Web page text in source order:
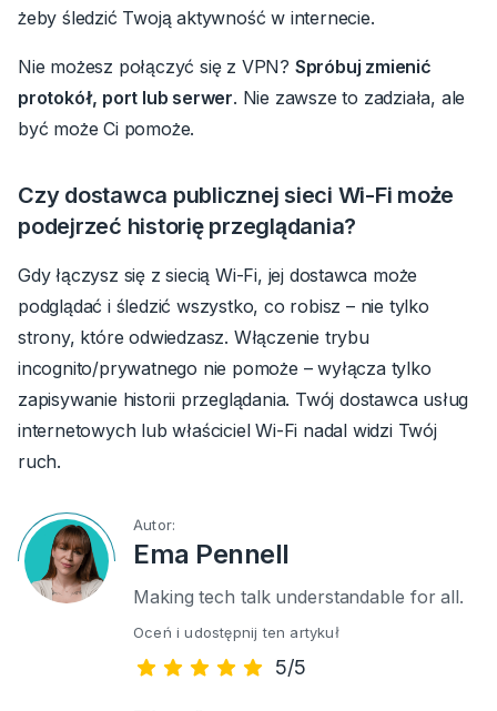
żeby śledzić Twoją aktywność w internecie.
Nie możesz połączyć się z VPN? Spróbuj zmienić
protokół, port lub serwer. Nie zawsze to zadziała, ale
być może Ci pomoże.
Czy dostawca publicznej sieci Wi-Fi może
podejrzeć historię przeglądania?
Gdy łączysz się z siecią Wi-Fi, jej dostawca może
podglądać i śledzić wszystko, co robisz – nie tylko
strony, które odwiedzasz. Włączenie trybu
incognito/prywatnego nie pomoże – wyłącza tylko
zapisywanie historii przeglądania. Twój dostawca usług
internetowych lub właściciel Wi-Fi nadal widzi Twój
ruch.
Autor:
Ema Pennell
Making tech talk understandable for all.
Oceń i udostępnij ten artykuł
5/5